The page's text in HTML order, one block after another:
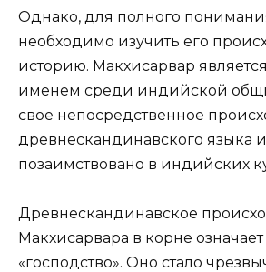
Однако, для полного
необходимо изучить его
историю. Макхисарвар
именем среди индийской
свое непосредственное
древнескандинавского языка и
позаимствовано в индийских
Древнескандинавское
Макхисарвара в корне означает
«господство». Оно стало